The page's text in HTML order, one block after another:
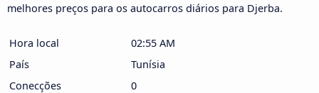
melhores preços para os autocarros diários para Djerba.
Hora local
02:55 AM
País
Tunísia
Conecções
0